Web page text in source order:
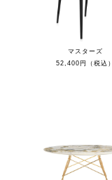
マスターズ
52,400円（税込）